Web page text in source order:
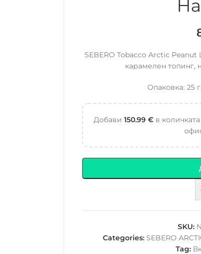
SEBERO Tobacco Arctic
карамелен топинг,
Опаковка: 25
Добави 150.99 €в
SKU:
Categories: SEBERO
Tag: